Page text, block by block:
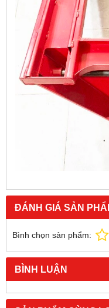
ĐÁNH GIÁ SẢN
Bình chọn sản phẩm:
BÌNH LUẬN